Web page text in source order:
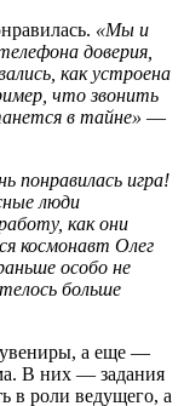
«Мы и
доверия,
как устроена
что звонить
в тайне» —
понравилась игра!
люди
как они
космонавт Олег
особо не
больше
а еще —
В них — задания
в роли ведущего, а